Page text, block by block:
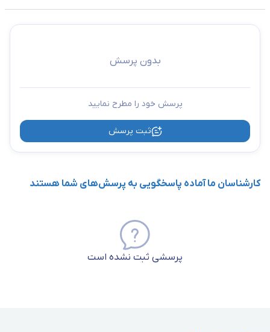
بدون پرسش
پرسش خود را مطرح نمایید
ثبت پرسش
کارشناسان ما آماده پاسخگویی به پرسش‌های شما هستند
پرسشی ثبت نشده است